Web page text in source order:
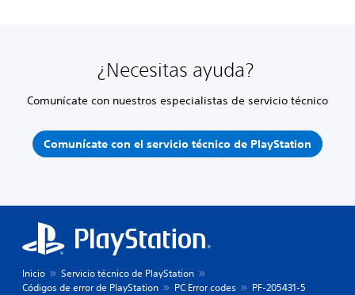
¿Necesitas ayuda?
Comunícate con nuestros especialistas de servicio técnico
Comunícate con el servicio técnico de PlayStation
Inicio
Servicio técnico de PlayStation
Códigos de error de PlayStation
PC Error codes PF-205431-5